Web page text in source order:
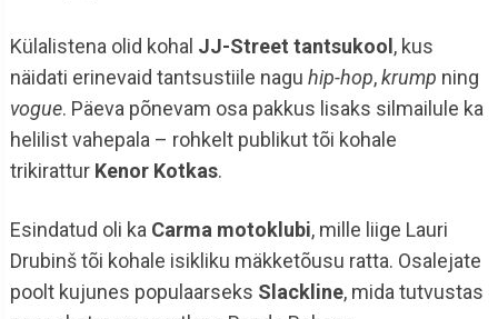
Külalistena olid kohal JJ-Street tantsukool , kus
näidati erinevaid tantsustiile nagu hip-hop,krump ning
vogue. Päeva põnevam osa pakkus lisaks silmailule ka
helilist vahepala – rohkelt publikut tõi kohale
trikirattur Kenor Kotkas.
Esindatud oli ka Carma motoklubi, mille liige Lauri
Drubinš tõi kohale isikliku mäkketõusu ratta. Osalejate
poolt kujunes populaarseks Slackline, mida tutvustas